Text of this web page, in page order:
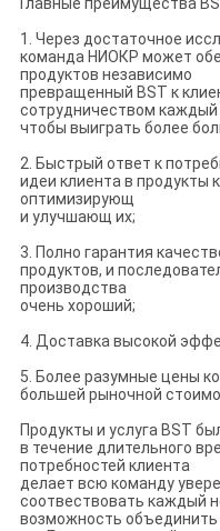
1. Через достаточное
команда НИОКР может
продуктов независимо
превращенный BST к
сотрудничеством каждый
чтобы выиграть более
2. Быстрый ответ к
идеи клиента в продукты
оптимизирующ
и улучшающ их;
3. Полно гарантия
продуктов, и
производства
очень хороший;
4. Доставка высокой
5. Более разумные цены
большей рыночной
Продукты и услуга BST
в течение длительного
потребностей клиента
делает всю команду
соотвествовать каждый
возможность объединить